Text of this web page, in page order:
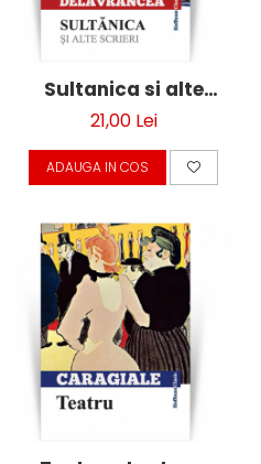
Sultanica si alte
scrieri - Barbu
Stefanescu
Delavrancea
21,00 Lei
ADAUGA IN COS